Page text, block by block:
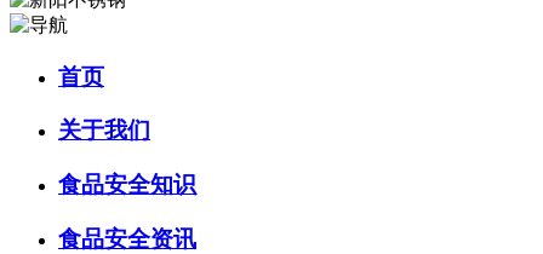
首页
关于我们
食品安全知识
食品安全资讯